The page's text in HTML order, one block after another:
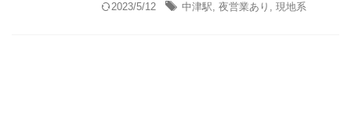
2023/5/12 中津駅, 夜営業あり , 現地系